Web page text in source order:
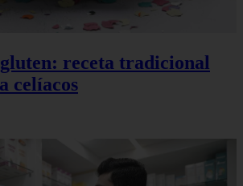
receta tradicional
celíacos